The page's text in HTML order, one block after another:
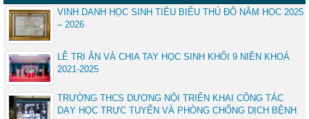
VINH DANH HỌC SINH TIÊU BIỂU THỦ ĐÔ NĂM HỌC 2025
– 2026
LỄ TRI ÂN VÀ CHIA TAY HỌC SINH KHỐI 9 NIÊN KHOÁ
2021-2025
TRƯỜNG THCS DƯƠNG NỘI TRIỂN KHAI CÔNG TÁC
DẠY HỌC TRỰC TUYẾN VÀ PHÒNG CHỐNG DỊCH BỆNH